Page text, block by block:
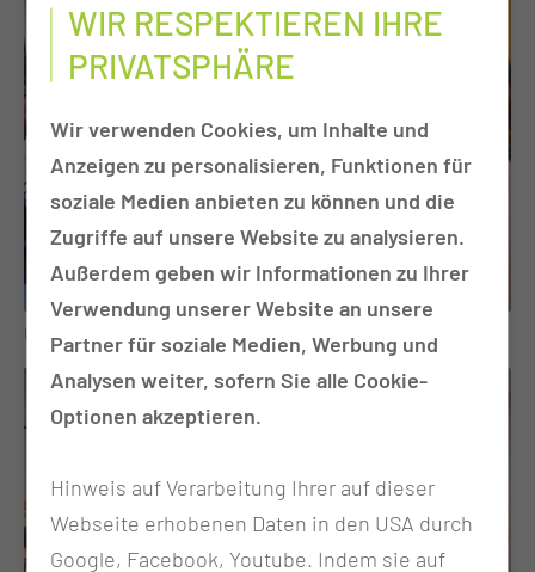
Überschaubare Lerngruppen – individuelle Betreuung.
WIR RESPEKTIEREN IHRE
PRIVATSPHÄRE
Wir verwenden Cookies, um Inhalte und
Anzeigen zu personalisieren, Funktionen für
soziale Medien anbieten zu können und die
Zugriffe auf unsere Website zu analysieren.
Außerdem geben wir Informationen zu Ihrer
Verwendung unserer Website an unsere
Partner für soziale Medien, Werbung und
Analysen weiter, sofern Sie alle Cookie-
Optionen akzeptieren.
Hinweis auf Verarbeitung Ihrer auf dieser
Webseite erhobenen Daten in den USA durch
Google, Facebook, Youtube. Indem sie auf